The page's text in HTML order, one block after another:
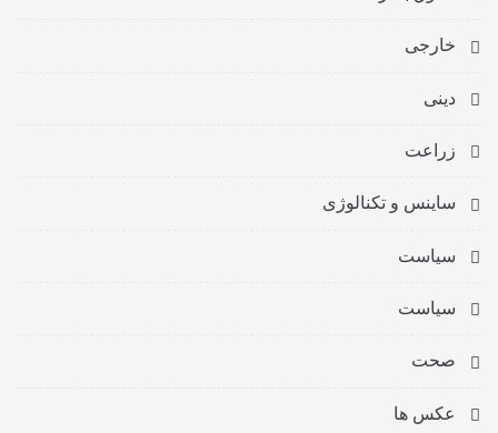
خارجی
دینی
زراعت
ساینس و تکنالوژی
سیاست
سیاست
صحت
عکس ها